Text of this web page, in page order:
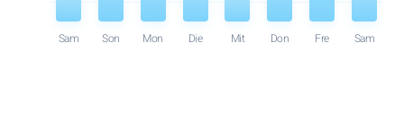
Sam Son Mon Die Mit Don Fre Sam